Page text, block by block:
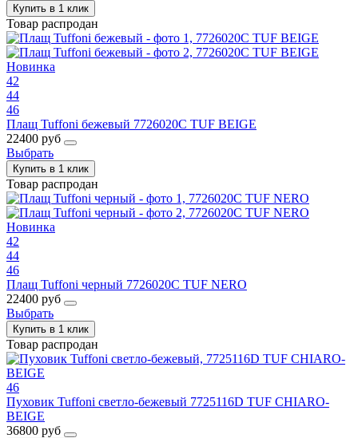
Купить в 1 клик
Товар распродан
Новинка
42
44
46
Плащ Tuffoni бежевый 7726020C TUF BEIGE
22400 руб
Выбрать
Купить в 1 клик
Товар распродан
Новинка
42
44
46
Плащ Tuffoni черный 7726020C TUF NERO
22400 руб
Выбрать
Купить в 1 клик
Товар распродан
46
Пуховик Tuffoni светло-бежевый 7725116D TUF CHIARO-
BEIGE
36800 руб